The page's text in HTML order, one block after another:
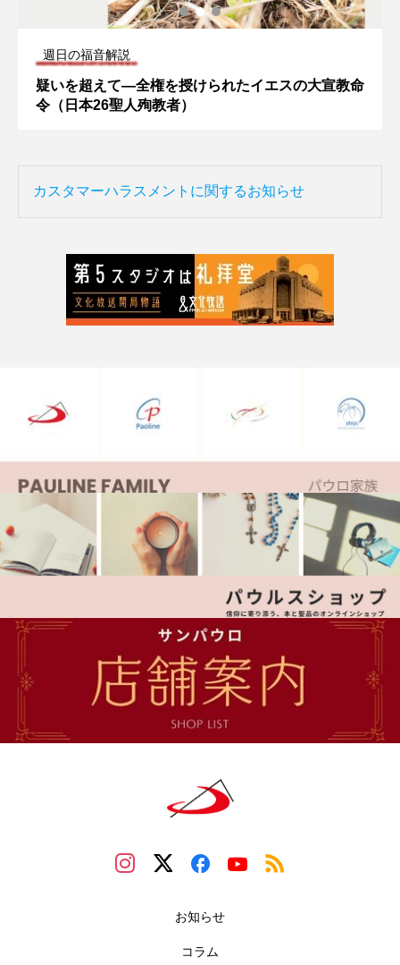
週日の福音解説
疑いを超えて—全権を授けられたイエスの大宣教命
令（日本26聖人殉教者）
カスタマーハラスメントに関するお知らせ
お知らせ
コラム